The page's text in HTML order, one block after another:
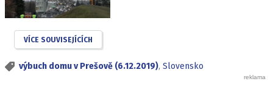
VÍCE SOUVISEJÍCÍCH
výbuch domu v Prešově (6.12.2019), Slovensko